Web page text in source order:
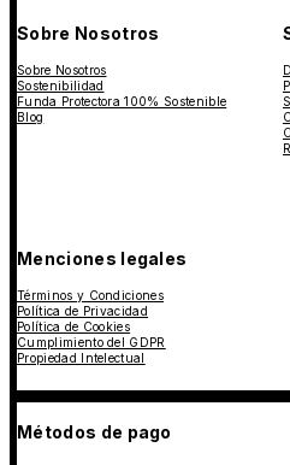
Sobre Nosotros
Sobre Nosotros
Sostenibilidad
Funda Protectora 100% Sostenible
Blog
Menciones legales
Términos y Condiciones
Política de Privacidad
Política de Cookies
Cumplimiento del GDPR
Propiedad Intelectual
Métodos de pago